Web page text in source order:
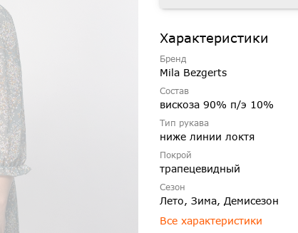
Характеристики
Бренд
Mila Bezgerts
Состав
вискоза 90% п/э 10%
Тип рукава
ниже линии локтя
Покрой
трапецевидный
Сезон
Лето, Зима, Демисезон
Все характеристики